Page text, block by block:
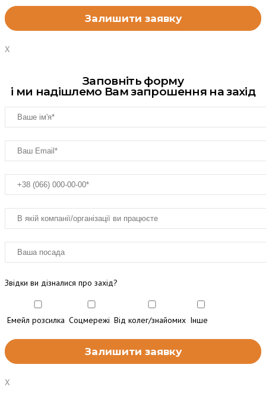
X
Заповніть форму
і ми надішлемо Вам запрошення на захід
Звідки ви дізналися про захід?
Емейл розсилка Соцмережі Від колег/знайомих Інше
X